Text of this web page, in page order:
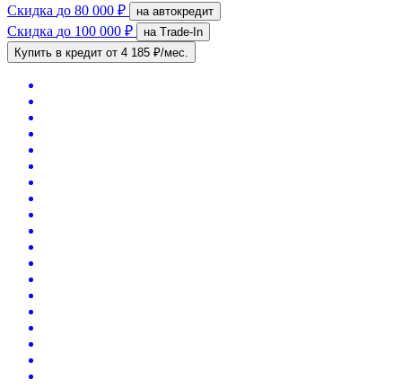
Скидка до 80 000 ₽ на автокредит
Скидка до 100 000 ₽
на Trade-In
Купить в кредит от 4 185 ₽/мес.